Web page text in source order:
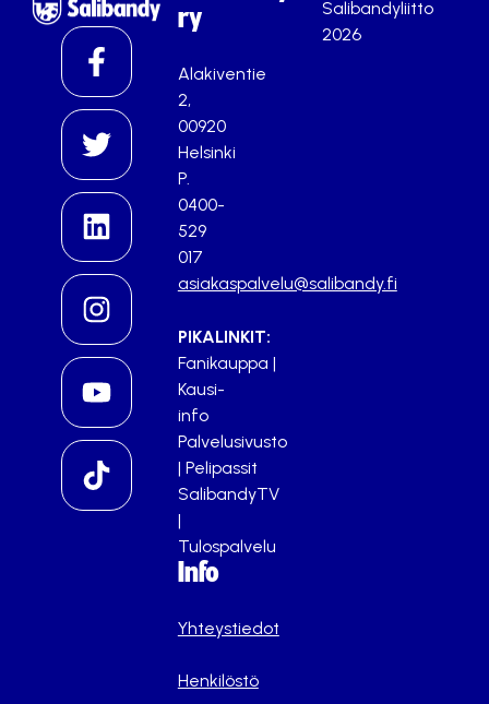
ry
Alakiventie
2,
00920
Helsinki
P.
0400-
529
017
asiakaspalvelu@salibandy.fi
PIKALINKIT:
Fanikauppa |
Kausi-
info
Palvelusivusto
| Pelipassit
SalibandyTV
|
Tulospalvelu
Info
Yhteystiedot
Henkilöstö
Salibandyliitto
2026